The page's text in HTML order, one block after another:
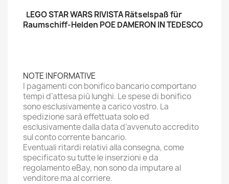
LEGO STAR WARS RIVISTA Rätselspaß für
Raumschiff-Helden POE DAMERON IN TEDESCO
NOTE INFORMATIVE
I pagamenti con bonifico bancario comportano
tempi d’attesa più lunghi. Le spese di bonifico
sono esclusivamente a carico vostro. La
spedizione sarà effettuata solo ed
esclusivamente dalla data d’avvenuto accredito
sul conto corrente bancario.
Eventuali ritardi relativi alla consegna, come
specificato su tutte le inserzioni e da
regolamento eBay, non sono da imputare al
venditore ma al corriere.